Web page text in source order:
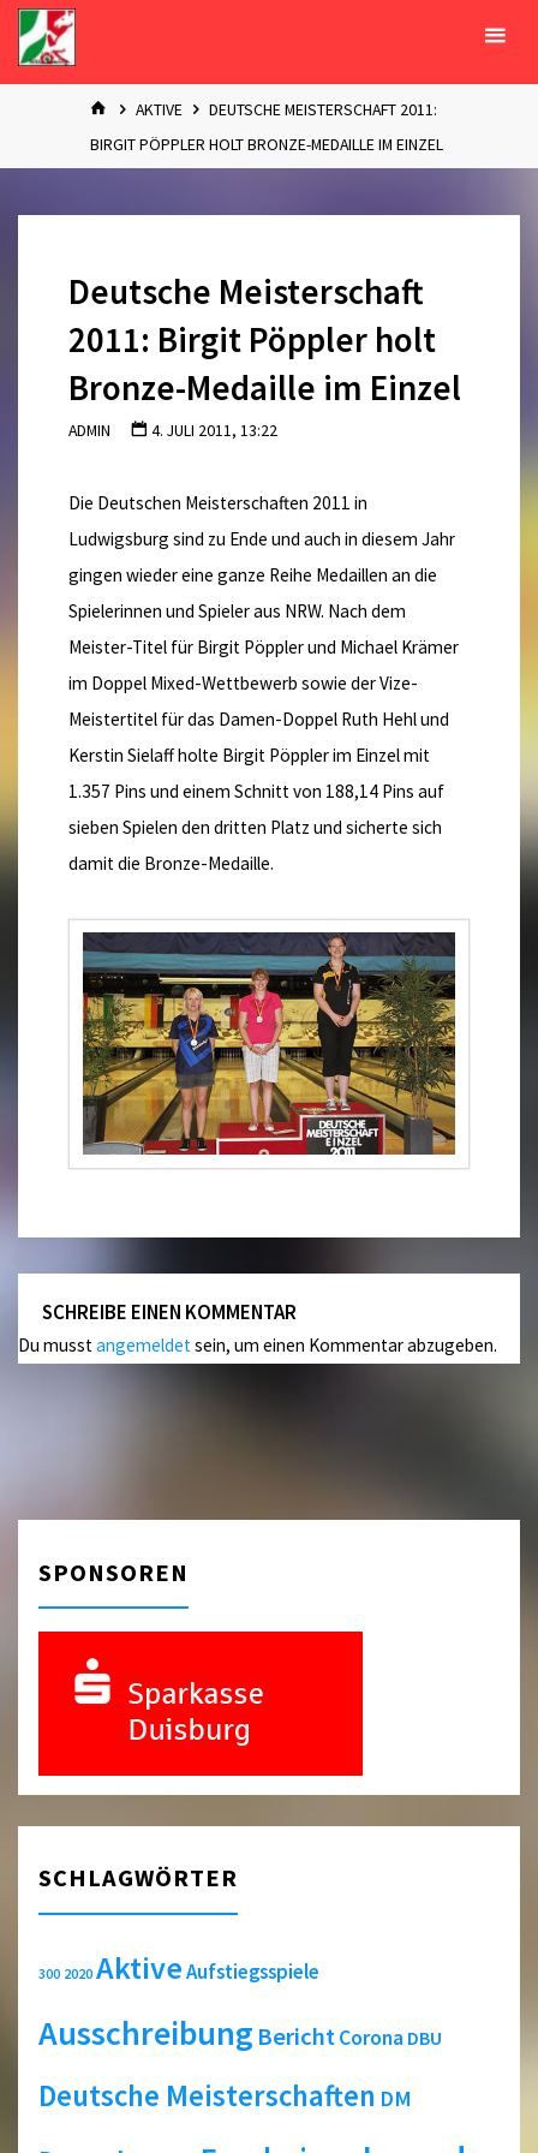
Zum
Inhalt
springen
STARTAKTIVE
DEUTSCHE MEISTERSCHAFT 2011:
BIRGIT PÖPPLER HOLT BRONZE-MEDAILLE IM EINZEL
Deutsche Meisterschaft
2011: Birgit Pöppler holt
Bronze-Medaille im Einzel
ADMIN 4. JULI 2011, 13:22
Die Deutschen Meisterschaften 2011 in
Ludwigsburg sind zu Ende und auch in diesem Jahr
gingen wieder eine ganze Reihe Medaillen an die
Spielerinnen und Spieler aus NRW. Nach dem
Meister-Titel für Birgit Pöppler und Michael Krämer
im Doppel Mixed-Wettbewerb sowie der Vize-
Meistertitel für das Damen-Doppel Ruth Hehl und
Kerstin Sielaff holte Birgit Pöppler im Einzel mit
1.357 Pins und einem Schnitt von 188,14 Pins auf
sieben Spielen den dritten Platz und sicherte sich
damit die Bronze-Medaille.
SCHREIBE EINEN KOMMENTAR
Du musstangemeldetsein, um einen Kommentar abzugeben.
SPONSOREN
SCHLAGWÖRTER
300 2020 AktiveAufstiegsspiele
Ausschreibung BerichtCorona DBU
Deutsche Meisterschaften DM